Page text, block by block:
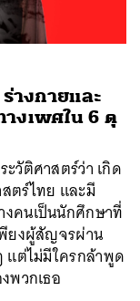
างกายและ
งเพศใน 6 ตุ
วัติศาสตร์ว่า เกิด
ตร์ไทย และมี
คนเป็นนักศึกษาที่
ยงผู้สัญจรผ่าน
แต่ไม่มีใครกล้าพูด
พวกเธอ